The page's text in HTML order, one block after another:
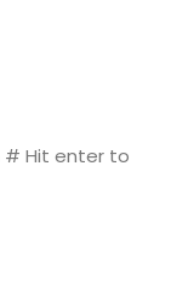
# Hit enter to